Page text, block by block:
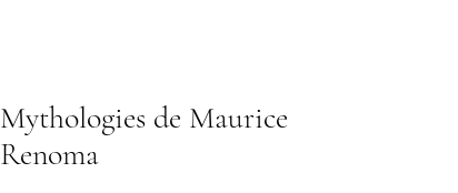
Mythologies de Maurice
Renoma